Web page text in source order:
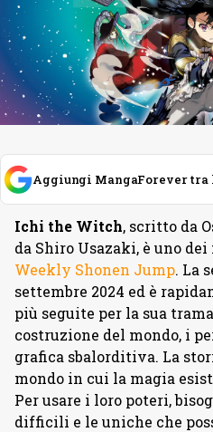
Aggiungi MangaForever tra
Ichi the Witch, scritto da
da Shiro Usazaki, è uno
Weekly Shonen Jump. La
settembre 2024 ed è
più seguite per la sua
costruzione del mondo, i
grafica sbalorditiva. La
mondo in cui la magia
Per usare i loro poteri,
difficili e le uniche che